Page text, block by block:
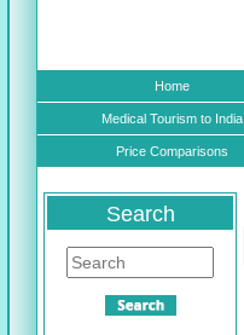
Home
Medical Tourism to India
Price Comparisons
Search